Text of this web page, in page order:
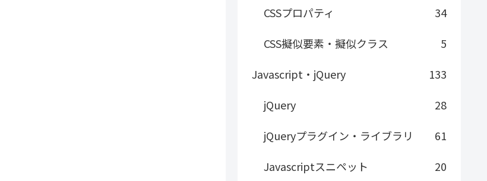
CSSプロパティ
34
CSS擬似要素・擬似クラス
5
Javascript・jQuery
133
jQuery
28
jQueryプラグイン・ライブラリ
61
Javascriptスニペット
20